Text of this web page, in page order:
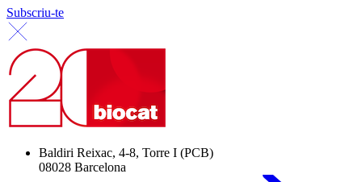
Subscriu-te
Baldiri Reixac, 4-8, Torre I (PCB)
08028 Barcelona